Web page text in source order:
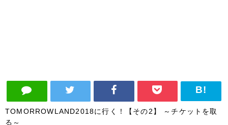
TOMORROWLAND2018に行く！【その2】 ～チケットを取
る～